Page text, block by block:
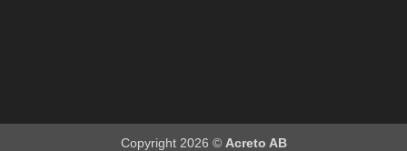
Copyright 2026 © Acreto AB